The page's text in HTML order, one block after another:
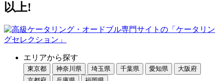
以上!
エリアから探す
東京都 神奈川県 埼玉県 千葉県 愛知県
大阪府